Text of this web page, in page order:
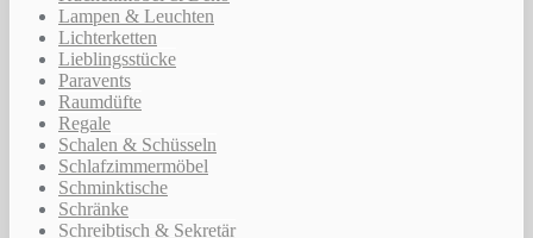
Lampen & Leuchten
Lichterketten
Lieblingsstücke
Paravents
Raumdüfte
Regale
Schalen & Schüsseln
Schlafzimmermöbel
Schminktische
Schränke
Schreibtisch & Sekretär